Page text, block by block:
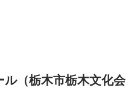
ル（栃木市栃木文化会